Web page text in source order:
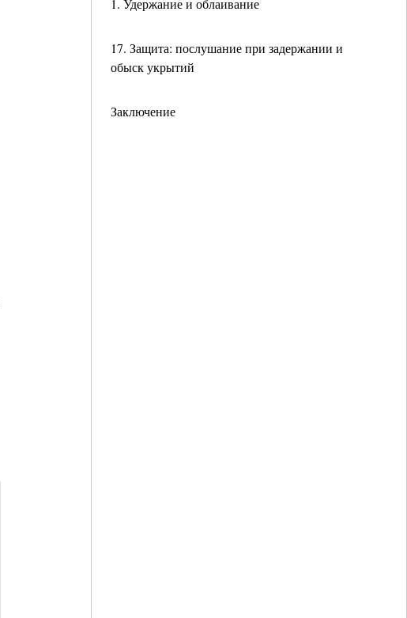
1. Удержание и облаивание
17. Защита: послушание при задержании и
обыск укрытий
Заключение